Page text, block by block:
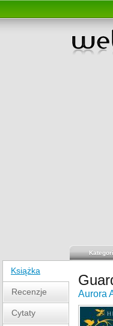
Książka
Recenzje
Cytaty
Aurora